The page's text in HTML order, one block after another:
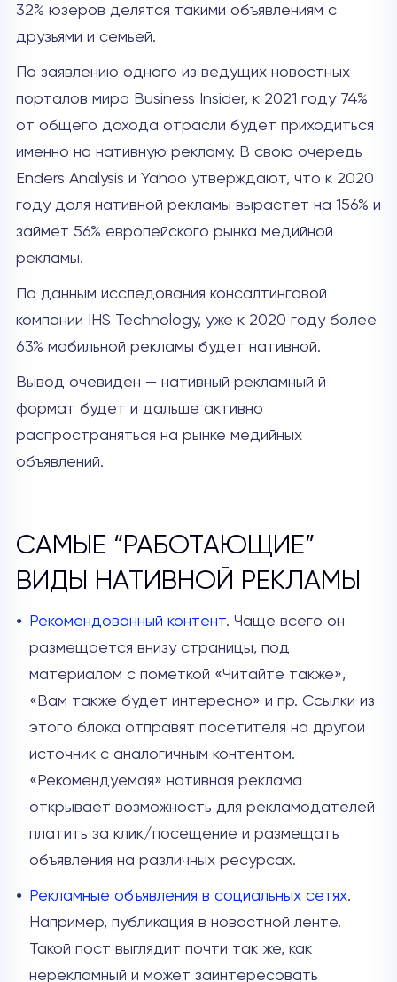
32% юзеров делятся такими объявлениям с
друзьями и семьей.
По заявлению одного из ведущих новостных
порталов мира Business Insider, к 2021 году 74%
от общего дохода отрасли будет приходиться
именно на нативную рекламу. В свою очередь
Enders Analysis и Yahoo утверждают, что к 2020
году доля нативной рекламы вырастет на 156% и
займет 56% европейского рынка медийной
рекламы.
По данным исследования консалтинговой
компании IHS Technology, уже к 2020 году более
63% мобильной рекламы будет нативной.
Вывод очевиден — нативный рекламный й
формат будет и дальше активно
распространяться на рынке медийных
объявлений.
САМЫЕ “РАБОТАЮЩИЕ”
ВИДЫ НАТИВНОЙ РЕКЛАМЫ
Рекомендованный контент. Чаще всего он
размещается внизу страницы, под
материалом с пометкой «Читайте также»,
«Вам также будет интересно» и пр. Ссылки из
этого блока отправят посетителя на другой
источник с аналогичным контентом.
«Рекомендуемая» нативная реклама
открывает возможность для рекламодателей
платить за клик/посещение и размещать
объявления на различных ресурсах.
Рекламные объявления в социальных сетях.
Например, публикация в новостной ленте.
Такой пост выглядит почти так же, как
нерекламный и может заинтересовать